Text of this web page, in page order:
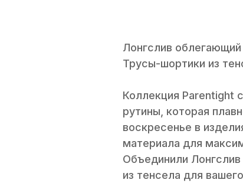
Лонгслив облегающий
Трусы-шортики из
Коллекция Parentight
рутины, которая
воскресенье в
материала для
Объединили
из тенсела для